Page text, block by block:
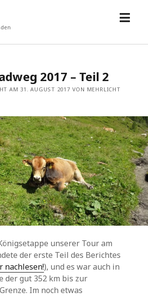
Menü
2017 – Teil 2
AM 31. AUGUST 2017 VON MEHRLICHT
unserer Tour am
der erste Teil des Berichtes
nachlesen!), und es war auch in
der gut 352 km bis zur
Im noch etwas